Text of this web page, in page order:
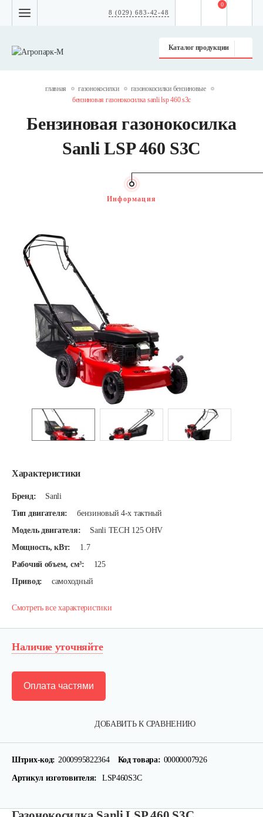
8 (029) 683-42-48
Каталог продукции
0
главная газонокосилки
газонокосилки бензиновые
бензиновая газонокосилка sanli lsp 460 s3c
Бензиновая газонокосилка
Sanli LSP 460 S3C
Характеристики
Бренд:
Sanli
Тип двигателя:
бензиновый 4-х тактный
Модель двигателя:
Sanli TECH 125 OHV
Мощность, кВт:
1.7
Рабочий объем, см³:
125
Привод:
самоходный
Смотреть все характеристики
Информация
Наличие уточняйте
ДОБАВИТЬ К СРАВНЕНИЮ
Оплата частями
Штрих-код: 2000995822364 Код товара: 00000007926
Артикул изготовителя: LSP460S3C